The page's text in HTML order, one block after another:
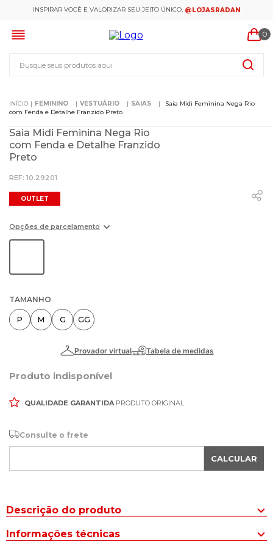
INSPIRAR VOCÊ E VALORIZAR SEU JEITO ÚNICO, @LOJASRADAN
0
FEMININO VESTUÁRIO SAIAS
Saia Midi Feminina Nega Rio
com Fenda e Detalhe Franzido Preto
Saia Midi Feminina Nega Rio
com Fenda e Detalhe Franzido
Preto
: 10.29201
OUTLET
Opções de parcelamento
TAMANHO
P M G GG
Produto indisponível
QUALIDADE GARANTIDAPRODUTO ORIGINAL
Consulte o frete
CALCULAR
Descrição do produto
A Saia Midi Feminina Nega Rio com Fenda e Detalhe Franzido é
ideal para quem procura peças estilosas! Cheia de charme, a
Informações técnicas